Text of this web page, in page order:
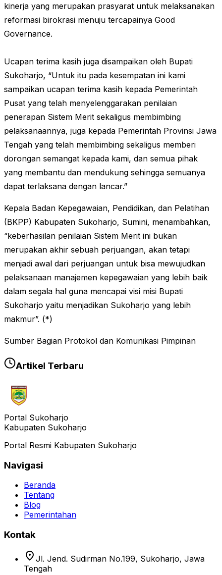
kinerja yang merupakan prasyarat untuk melaksanakan
reformasi birokrasi menuju tercapainya Good
Governance.
Ucapan terima kasih juga disampaikan oleh Bupati
Sukoharjo, “Untuk itu pada kesempatan ini kami
sampaikan ucapan terima kasih kepada Pemerintah
Pusat yang telah menyelenggarakan penilaian
penerapan Sistem Merit sekaligus membimbing
pelaksanaannya, juga kepada Pemerintah Provinsi Jawa
Tengah yang telah membimbing sekaligus memberi
dorongan semangat kepada kami, dan semua pihak
yang membantu dan mendukung sehingga semuanya
dapat terlaksana dengan lancar.”
Kepala Badan Kepegawaian, Pendidikan, dan Pelatihan
(BKPP) Kabupaten Sukoharjo, Sumini, menambahkan,
“keberhasilan penilaian Sistem Merit ini bukan
merupakan akhir sebuah perjuangan, akan tetapi
menjadi awal dari perjuangan untuk bisa mewujudkan
pelaksanaan manajemen kepegawaian yang lebih baik
dalam segala hal guna mencapai visi misi Bupati
Sukoharjo yaitu menjadikan Sukoharjo yang lebih
makmur”. (*)
Sumber Bagian Protokol dan Komunikasi Pimpinan
Artikel Terbaru
Portal Sukoharjo
Kabupaten Sukoharjo
Portal Resmi Kabupaten Sukoharjo
Navigasi
Beranda
Tentang
Blog
Pemerintahan
Kontak
location_on Jl. Jend. Sudirman No.199, Sukoharjo, Jawa
Tengah